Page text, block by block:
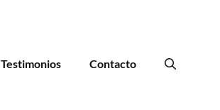
Testimonios Contacto